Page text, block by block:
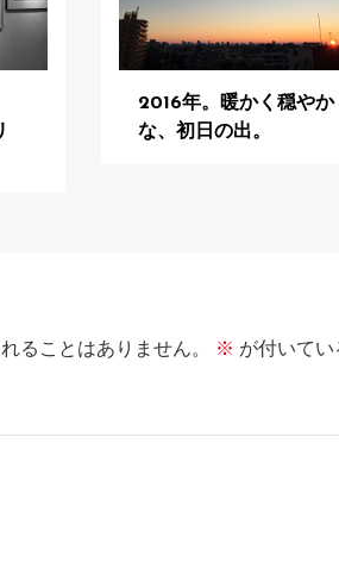
2016年。暖かく穏やか
な、初日の出。
ることはありません。 ※ が付いて